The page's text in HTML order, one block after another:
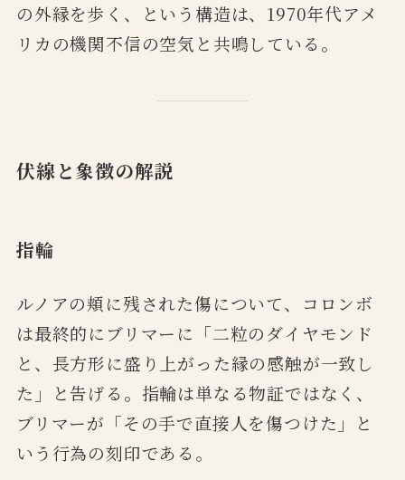
の外縁を歩く、という構造は、1970年代アメ
リカの機関不信の空気と共鳴している。
伏線と象徴の解説
指輪
ルノアの頬に残された傷について、コロンボ
は最終的にブリマーに「二粒のダイヤモンド
と、長方形に盛り上がった縁の感触が一致し
た」と告げる。指輪は単なる物証ではなく、
ブリマーが「その手で直接人を傷つけた」と
いう行為の刻印である。